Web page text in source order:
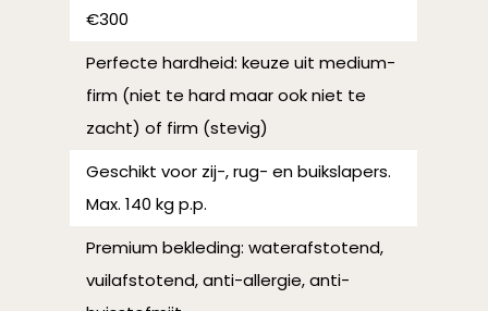
€300
Perfecte hardheid: keuze uit medium-
firm (niet te hard maar ook niet te
zacht) of firm (stevig)
Geschikt voor zij-, rug- en buikslapers.
Max. 140 kg p.p.
Premium bekleding: waterafstotend,
vuilafstotend, anti-allergie, anti-